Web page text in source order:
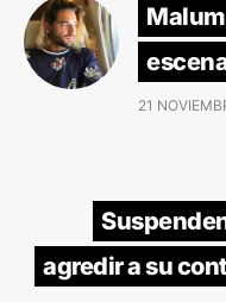
21
agredir a su